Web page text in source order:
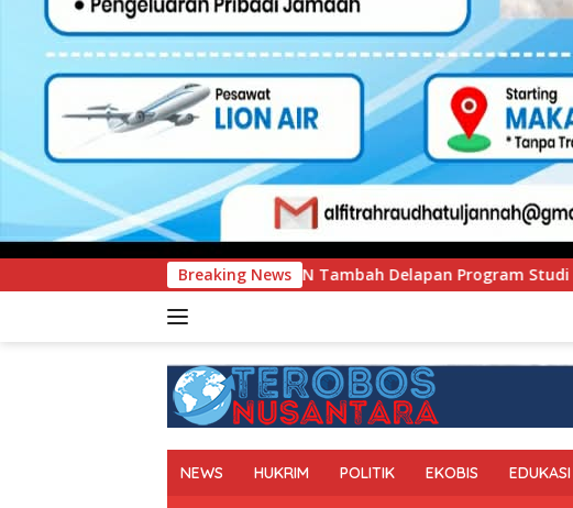
Breaking News
UNIMEN Tambah Delapan Program Studi Baru, Bidik Penguatan
NEWS HUKRIM POLITIK EKOBIS EDUKASI